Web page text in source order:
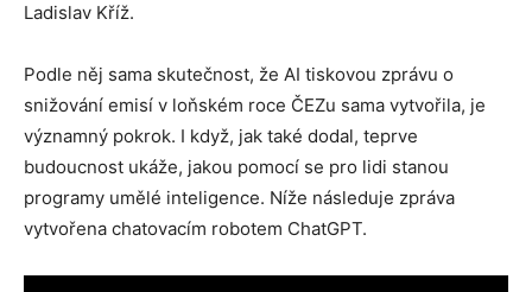
Ladislav Kříž.
Podle něj sama skutečnost, že AI tiskovou zprávu o
snižování emisí v loňském roce ČEZu sama vytvořila, je
významný pokrok. I když, jak také dodal, teprve
budoucnost ukáže, jakou pomocí se pro lidi stanou
programy umělé inteligence. Níže následuje zpráva
vytvořena chatovacím robotem ChatGPT.